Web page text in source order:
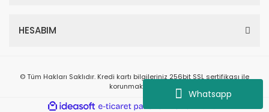
Whatsapp
HESABIM
© Tüm Hakları Saklıdır. Kredi kartı bilgileriniz 256bit SSL sertifikası ile
korunmaktadır.
ideasoft